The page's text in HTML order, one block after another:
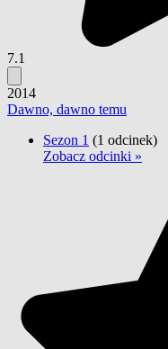
7.1
2014
Dawno, dawno temu
Sezon 1 (1 odcinek)
Zobacz odcinki »